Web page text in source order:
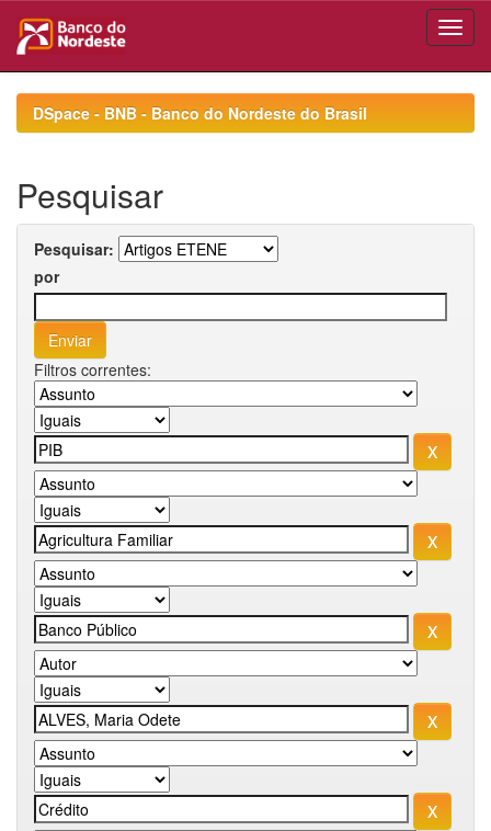
navigationDSpace - BNB - Banco do Nordeste do Brasil
Pesquisar
Pesquisar:
por
Filtros correntes: